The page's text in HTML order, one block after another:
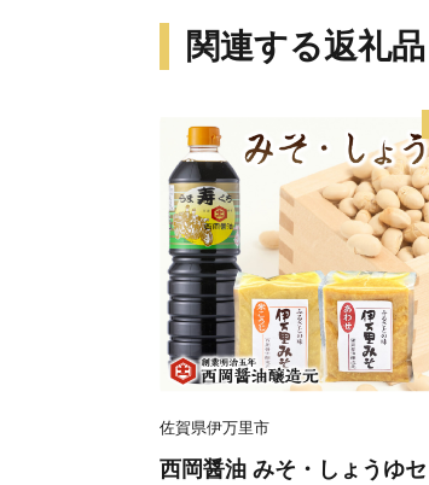
関連する返礼
佐賀県伊万里市
西岡醤油 みそ・しょうゆ